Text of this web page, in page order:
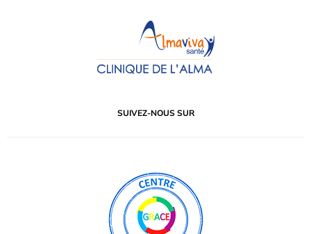
SUIVEZ-NOUS SUR